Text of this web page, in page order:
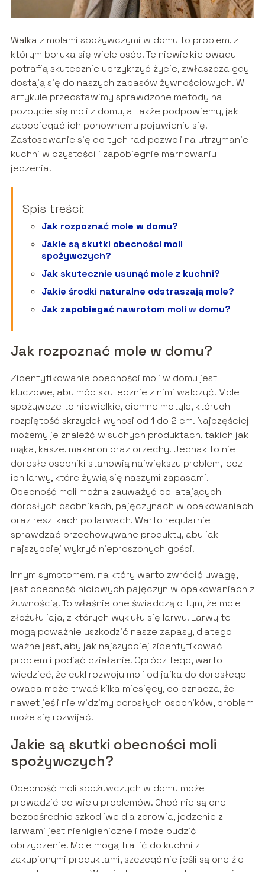
Walka z molami spożywczymi w domu to problem, z
którym boryka się wiele osób. Te niewielkie owady
potrafią skutecznie uprzykrzyć życie, zwłaszcza gdy
dostają się do naszych zapasów żywnościowych. W
artykule przedstawimy sprawdzone metody na
pozbycie się moli z domu, a także podpowiemy, jak
zapobiegać ich ponownemu pojawieniu się.
Zastosowanie się do tych rad pozwoli na utrzymanie
kuchni w czystości i zapobiegnie marnowaniu
jedzenia.
Spis treści:
Jak rozpoznać mole w domu?
Jakie są skutki obecności moli
spożywczych?
Jak skutecznie usunąć mole z kuchni?
Jakie środki naturalne odstraszają mole?
Jak zapobiegać nawrotom moli w domu?
Jak rozpoznać mole w domu?
Zidentyfikowanie obecności moli w domu jest
kluczowe, aby móc skutecznie z nimi walczyć. Mole
spożywcze to niewielkie, ciemne motyle, których
rozpiętość skrzydeł wynosi od 1 do 2 cm. Najczęściej
możemy je znaleźć w suchych produktach, takich jak
mąka, kasze, makaron oraz orzechy. Jednak to nie
dorosłe osobniki stanowią największy problem, lecz
ich larwy, które żywią się naszymi zapasami.
Obecność moli można zauważyć po latających
dorosłych osobnikach, pajęczynach w opakowaniach
oraz resztkach po larwach. Warto regularnie
sprawdzać przechowywane produkty, aby jak
najszybciej wykryć nieproszonych gości.
Innym symptomem, na który warto zwrócić uwagę,
jest obecność niciowych pajęczyn w opakowaniach z
żywnością. To właśnie one świadczą o tym, że mole
złożyły jaja, z których wykluły się larwy. Larwy te
mogą poważnie uszkodzić nasze zapasy, dlatego
ważne jest, aby jak najszybciej zidentyfikować
problem i podjąć działanie. Oprócz tego, warto
wiedzieć, że cykl rozwoju moli od jajka do dorosłego
owada może trwać kilka miesięcy, co oznacza, że
nawet jeśli nie widzimy dorosłych osobników, problem
może się rozwijać.
Jakie są skutki obecności moli
spożywczych?
Obecność moli spożywczych w domu może
prowadzić do wielu problemów. Choć nie są one
bezpośrednio szkodliwe dla zdrowia, jedzenie z
larwami jest niehigieniczne i może budzić
obrzydzenie. Mole mogą trafić do kuchni z
zakupionymi produktami, szczególnie jeśli są one źle